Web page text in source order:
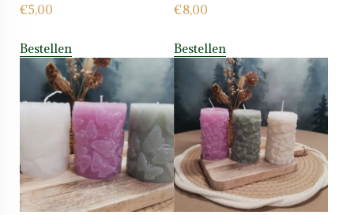
€5,00
Bestellen
€8,00
Bestellen